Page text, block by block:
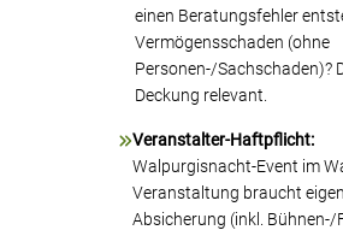
einen Beratungsfehler
Vermögensschaden (ohne
Personen-/Sachschaden)?
Deckung relevant.
Veranstalter-Haftpflicht:
Walpurgisnacht-Event im
Veranstaltung braucht
Absicherung (inkl. Bühnen-/